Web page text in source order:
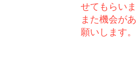
せてもらい
また機会が
願いします。